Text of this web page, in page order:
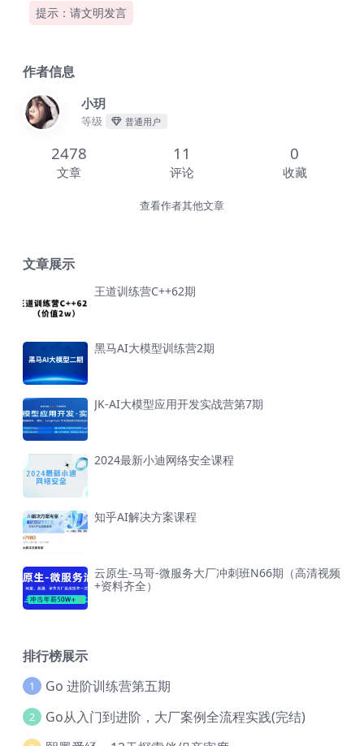
提示：请文明发言
作者信息
小玥
等级 普通用户
2478
文章
11
评论
0
收藏
查看作者其他文章
文章展示
王道训练营C++62期
黑马AI大模型训练营2期
JK-AI大模型应用开发实战营第7期
2024最新小迪网络安全课程
知乎AI解决方案课程
云原生-马哥-微服务大厂冲刺班N66期（高清视频
+资料齐全）
排行榜展示
1 Go 进阶训练营第五期
2 Go从入门到进阶，大厂案例全流程实践(完结)